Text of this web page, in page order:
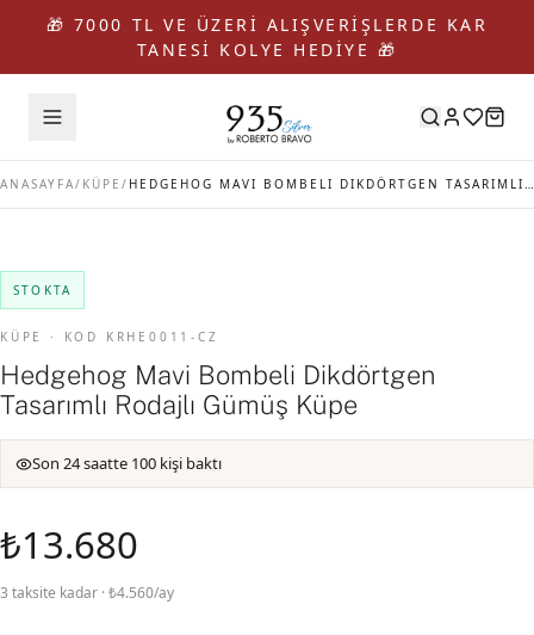
🎁 7000 TL VE ÜZERİ ALIŞVERİŞLERDE KAR
TANESİ KOLYE HEDİYE 🎁
ANASAYFA/ KÜPE / HEDGEHOG MAVI BOMBELI DIKDÖRTGEN TASARIMLI RODAJLI GÜMÜŞ KÜPE
STOKTA
KÜPE · KOD KRHE0011-CZ
Hedgehog Mavi Bombeli Dikdörtgen
Tasarımlı Rodajlı Gümüş Küpe
Son 24 saatte 100 kişi baktı
₺13.680
3 taksite kadar · ₺4.560/ay